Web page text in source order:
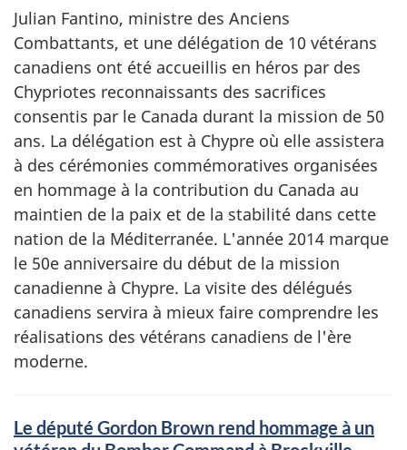
Julian Fantino, ministre des Anciens
Combattants, et une délégation de 10 vétérans
canadiens ont été accueillis en héros par des
Chypriotes reconnaissants des sacrifices
consentis par le Canada durant la mission de 50
ans. La délégation est à Chypre où elle assistera
à des cérémonies commémoratives organisées
en hommage à la contribution du Canada au
maintien de la paix et de la stabilité dans cette
nation de la Méditerranée. L'année 2014 marque
le 50e anniversaire du début de la mission
canadienne à Chypre. La visite des délégués
canadiens servira à mieux faire comprendre les
réalisations des vétérans canadiens de l'ère
moderne.
Le député Gordon Brown rend hommage à un